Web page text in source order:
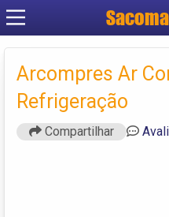
Sacoma
Arcompres Ar
Refrigeração
Compartilhar